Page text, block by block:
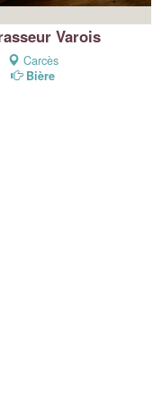
Varois
Carcès
Bière